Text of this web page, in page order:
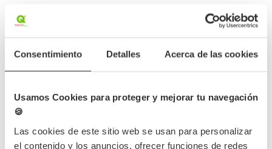
Consentimiento Detalles Acerca de las cookies
Usamos Cookies para proteger y mejorar tu navegación
🍪
Las cookies de este sitio web se usan para personalizar
el contenido y los anuncios, ofrecer funciones de redes
Más información
Detalles del producto
Preguntas frecuentes